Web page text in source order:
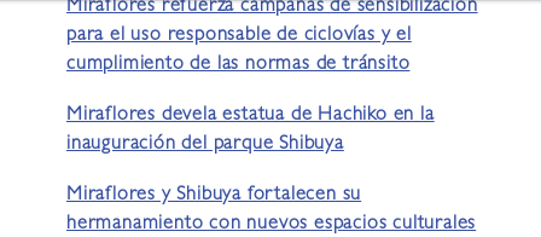
Miraflores refuerza campañas de sensibilización
para el uso responsable de ciclovías y el
cumplimiento de las normas de tránsito
Miraflores devela estatua de Hachiko en la
inauguración del parque Shibuya
Miraflores y Shibuya fortalecen su
hermanamiento con nuevos espacios culturales